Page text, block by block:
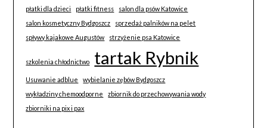
płatki dla dzieci płatki fitness
salon dla psów Katowice
salon kosmetyczny Bydgoszcz
sprzedaż palników na pelet
spływy kajakowe Augustów
strzyżenie psa Katowice
szkolenia chłodnictwo tartak Rybnik
Usuwanie adblue
wybielanie zębów Bydgoszcz
wykładziny chemoodporne
zbiornik do przechowywania wody
zbiorniki na pix i pax